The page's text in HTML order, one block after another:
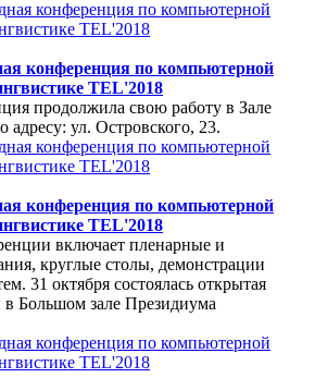
конференция по компьютерной
TEL'2018
продолжила свою работу в Зале
адресу: ул. Островского, 23.
конференция по компьютерной
TEL'2018
включает пленарные и
круглые столы, демонстрации
31 октября состоялась открытая
в Большом зале Президиума